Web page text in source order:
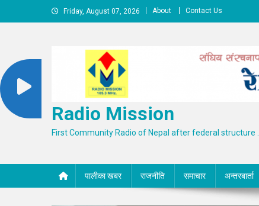
to
Friday, August 07, 2026 About Contact Us
Radio Mission
First Community Radio of Nepal after federal structure .
पालीका खबर राजनीति समाचार अन्तरबार्ता